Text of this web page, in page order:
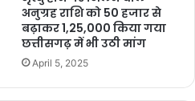
अनुग्रह राशि को 50 हजार से
बढ़ाकर 1,25,000 किया गया
छत्तीसगढ़ में भी उठी मांग
April 5, 2025